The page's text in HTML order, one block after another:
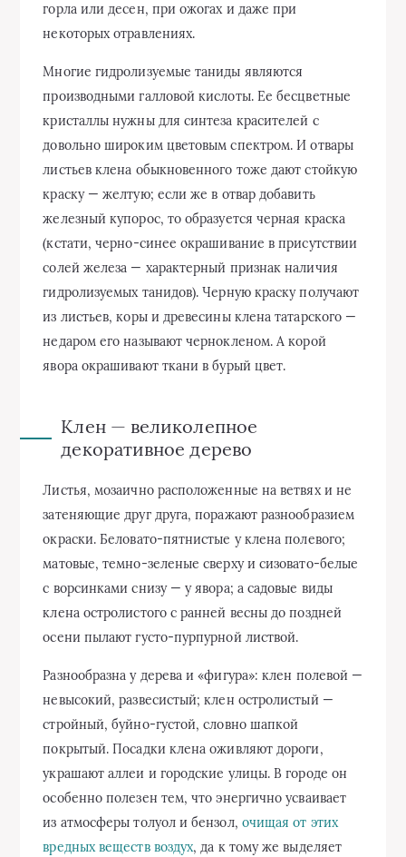
горла или десен, при ожогах и даже при
некоторых отравлениях.
Многие гидролизуемые таниды являются
производными галловой кислоты. Ее бесцветные
кристаллы нужны для синтеза красителей с
довольно широким цветовым спектром. И отвары
листьев клена обыкновенного тоже дают стойкую
краску — желтую; если же в отвар добавить
железный купорос, то образуется черная краска
(кстати, черно-синее окрашивание в присутствии
солей железа — характерный признак наличия
гидролизуемых танидов). Черную краску получают
из листьев, коры и древесины клена татарского —
недаром его называют чернокленом. А корой
явора окрашивают ткани в бурый цвет.
Клен — великолепное
декоративное дерево
Листья, мозаично расположенные на ветвях и не
затеняющие друг друга, поражают разнообразием
окраски. Беловато-пятнистые у клена полевого;
матовые, темно-зеленые сверху и сизовато-белые
с ворсинками снизу — у явора; а садовые виды
клена остролистого с ранней весны до поздней
осени пылают густо-пурпурной листвой.
Разнообразна у дерева и «фигура»: клен полевой —
невысокий, развесистый; клен остролистый —
стройный, буйно-густой, словно шапкой
покрытый. Посадки клена оживляют дороги,
украшают аллеи и городские улицы. В городе он
особенно полезен тем, что энергично усваивает
из атмосферы толуол и бензол, очищая от этих
вредных веществ воздух, да к тому же выделяет